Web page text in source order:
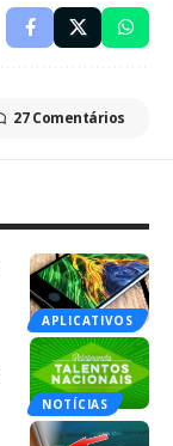
27 Comentários
APLICATIVOS
NOTÍCIAS